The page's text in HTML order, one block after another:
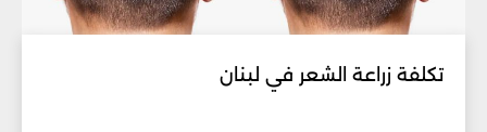
تكلفة زراعة الشعر في لبنان